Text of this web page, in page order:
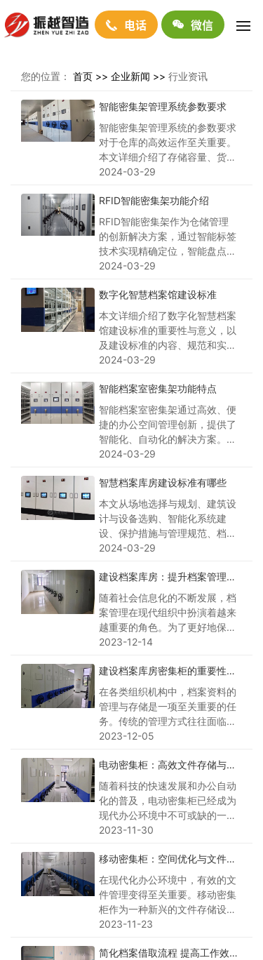
电话 微信
您的位置： 首页 >> 企业新闻 >> 行业资讯
智能密集架管理系统参数要求
智能密集架管理系统的参数要求
对于仓库的高效运作至关重要。
本文详细介绍了存储容量、货物
吞吐量、货架高度和宽度、货架
方面的参数要求，旨在帮助读者
更好地选择适合自己的智能密集
架管理系统，提升仓库的存储能
力、作业效率和管理水平。让仓
库在激烈的市场竞争中脱颖而
2024-03-29
RFID智能密集架功能介绍
RFID智能密集架作为仓储管理
的创新解决方案，通过智能标签
技术实现精确定位，智能盘点功
能提升盘点效率，并配备智能报
管理软件提供全面数据分析。投
资RFID智能密集架将极大提升
运营效率，提高企业的竞争力。
2024-03-29
数字化智慧档案馆建设标准
本文详细介绍了数字化智慧档案
馆建设标准的重要性与意义，以
及建设标准的内容、规范和实施
方法。通过制定科学、合理的建
和质量，推动档案管理现代化。
阅读本文可以更好地了解数字化
智慧档案馆建设标准，并在实际
工作中加以运用。
2024-03-29
智能档案室密集架功能特点
智能档案室密集架通过高效、便
捷的办公空间管理创新，提供了
智能化、自动化的解决方案。其
功能特点包括强大的存储能力、
色的安全性能，以及环保节能的
特点。这项创新将提高工作效
率、保障档案的安全性，并符合
可持续发展的要求。
2024-03-29
智慧档案库房建设标准有哪些
本文从场地选择与规划、建筑设
计与设备选购、智能化系统建
设、保护措施与管理规范、档案
资源整合与利用等多个方面解析
过合理的步骤与考量，可以打造
一座高效、安全、智能的智慧档
案库房，为企业的发展提供强有
力的支持。
2024-03-29
建设档案库房：提升档案管理水
随着社会信息化的不断发展，档
案管理在现代组织中扮演着越来
越重要的角色。为了更好地保
存、管理和利用档案资料，建设
房至关重要。本文将探讨建设档
案库房的意义、规划要素、藏品
管理、消防安全、卫生设施以及
监控设备等方面的内容，以提升
档案管理的整体水平和工作效
2023-12-14
建设档案库房密集柜的重要性与
在各类组织机构中，档案资料的
管理与存储是一项至关重要的任
务。传统的管理方式往往面临空
间利用率低、查找困难等问题。
性，建设档案库房密集柜成为了
一种趋势。本文将探讨档案库房
密集柜的优势、种类、设计原
则、使用方法以及案例分析，以
展示其重要的应用价值。
2023-12-05
电动密集柜：高效文件存储与管
随着科技的快速发展和办公自动
化的普及，电动密集柜已经成为
现代办公环境中不可或缺的一部
分。这种高效的存储设备以其独
着人们对于文件资料存储和管理
的方式。本文将深入探讨电动密
集柜的特点、应用场景以及维护
保养，帮助您更好地了解这一革
命性的存储工具。
2023-11-30
移动密集柜：空间优化与文件管
在现代化办公环境中，有效的文
件管理变得至关重要。移动密集
柜作为一种新兴的文件存储设
备，以其独特的优势和功能，正
青睐。本文将深入探讨移动密集
2023-11-23
简化档案借取流程 提高工作效